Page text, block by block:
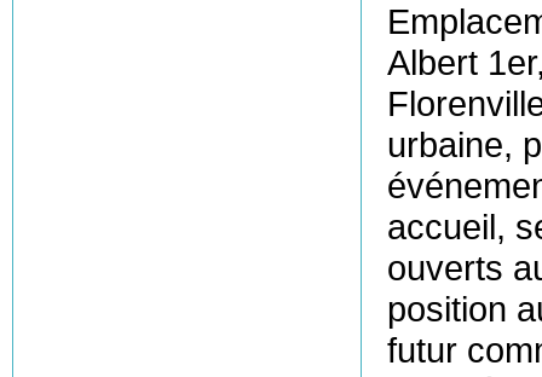
Albert
urbaine,
accueil,
ouverts
position
futur